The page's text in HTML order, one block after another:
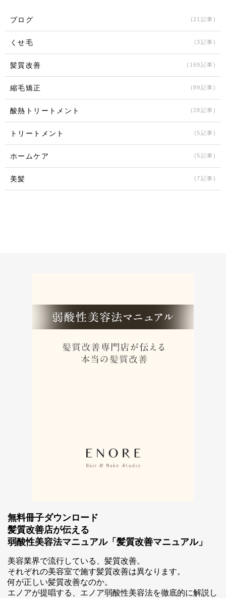
ブログ (21記事)
くせ毛 (3記事)
髪質改善 (169記事)
縮毛矯正 (89記事)
酸熱トリートメント (28記事)
トリートメント (5記事)
ホームケア (5記事)
美髪 (7記事)
無料冊子ダウンロード
髪質改善店が伝える
弱酸性美容法マニュアル「髪質改善マニュアル」
美容業界で流行している、髪質改善。
それぞれの美容室で施す髪質改善は異なります。
何が正しい髪質改善なのか。
エノアが提唱する、エノア弱酸性美容法を徹底的に解説し
スマホ公式アプリのご案内